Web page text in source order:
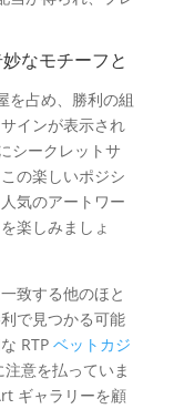
なモチーフと
を占め、勝利の組
インが表示され
シークレットサ
の楽しいポジシ
気のアートワー
楽しみましょ
致する他のほと
で見つかる可能
RTP ベットカジ
意を払っていま
ギャラリーを顧